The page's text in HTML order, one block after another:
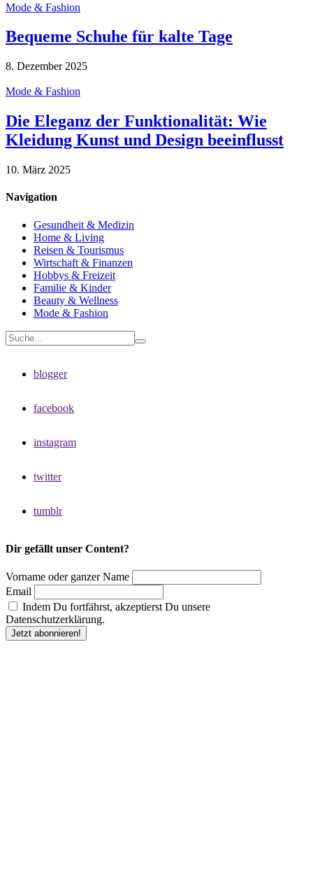
Mode & Fashion
Bequeme Schuhe für kalte Tage
8. Dezember 2025
Mode & Fashion
Die Eleganz der Funktionalität: Wie
Kleidung Kunst und Design beeinflusst
10. März 2025
Navigation
Gesundheit & Medizin
Home & Living
Reisen & Tourismus
Wirtschaft & Finanzen
Hobbys & Freizeit
Familie & Kinder
Beauty & Wellness
Mode & Fashion
blogger
facebook
instagram
twitter
tumblr
Dir gefällt unser Content?
Vorname oder ganzer Name
Email
Indem Du fortfährst, akzeptierst Du unsere
Datenschutzerklärung.